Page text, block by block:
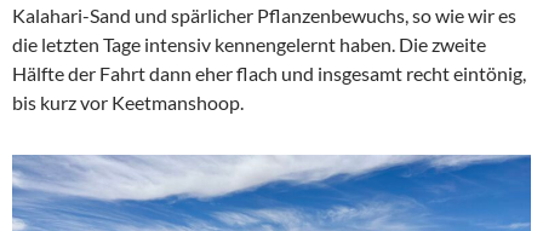
Kalahari-Sand und spärlicher Pflanzenbewuchs, so wie wir es
die letzten Tage intensiv kennengelernt haben. Die zweite
Hälfte der Fahrt dann eher flach und insgesamt recht eintönig,
bis kurz vor Keetmanshoop.